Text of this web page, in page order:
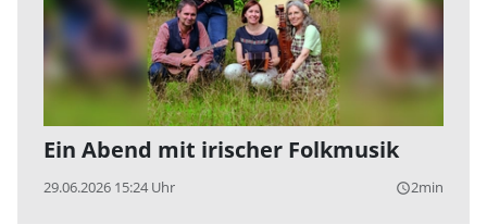
Ein Abend mit irischer Folkmusik
29.06.2026 15:24 Uhr query_builder2min